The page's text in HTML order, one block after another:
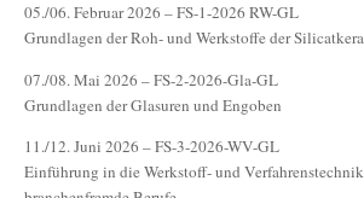
05./06. Februar 2026 – FS-1-2026 RW-GL
Grundlagen der Roh- und Werkstoffe der
07./08. Mai 2026 – FS-2-2026-Gla-GL
Grundlagen der Glasuren und Engoben
11./12. Juni 2026 – FS-3-2026-WV-GL
Einführung in die Werkstoff- und